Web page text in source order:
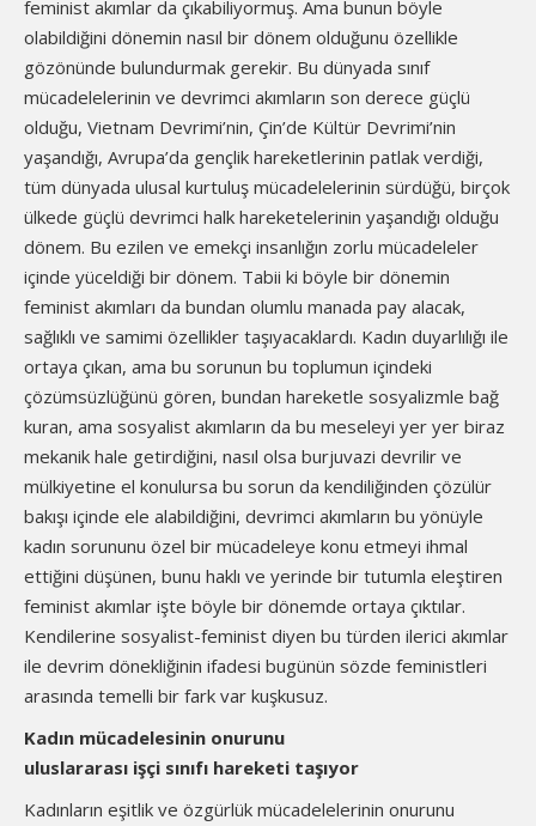
feminist akımlar da çıkabiliyormuş. Ama bunun böyle
olabildiğini dönemin nasıl bir dönem olduğunu özellikle
gözönünde bulundurmak gerekir. Bu dünyada sınıf
mücadelelerinin ve devrimci akımların son derece güçlü
olduğu, Vietnam Devrimi’nin, Çin’de Kültür Devrimi’nin
yaşandığı, Avrupa’da gençlik hareketlerinin patlak verdiği,
tüm dünyada ulusal kurtuluş mücadelelerinin sürdüğü, birçok
ülkede güçlü devrimci halk hareketelerinin yaşandığı olduğu
dönem. Bu ezilen ve emekçi insanlığın zorlu mücadeleler
içinde yüceldiği bir dönem. Tabii ki böyle bir dönemin
feminist akımları da bundan olumlu manada pay alacak,
sağlıklı ve samimi özellikler taşıyacaklardı. Kadın duyarlılığı ile
ortaya çıkan, ama bu sorunun bu toplumun içindeki
çözümsüzlüğünü gören, bundan hareketle sosyalizmle bağ
kuran, ama sosyalist akımların da bu meseleyi yer yer biraz
mekanik hale getirdiğini, nasıl olsa burjuvazi devrilir ve
mülkiyetine el konulursa bu sorun da kendiliğinden çözülür
bakışı içinde ele alabildiğini, devrimci akımların bu yönüyle
kadın sorununu özel bir mücadeleye konu etmeyi ihmal
ettiğini düşünen, bunu haklı ve yerinde bir tutumla eleştiren
feminist akımlar işte böyle bir dönemde ortaya çıktılar.
Kendilerine sosyalist-feminist diyen bu türden ilerici akımlar
ile devrim dönekliğinin ifadesi bugünün sözde feministleri
arasında temelli bir fark var kuşkusuz.
Kadın mücadelesinin onurunu
uluslararası işçi sınıfı hareketi taşıyor
Kadınların eşitlik ve özgürlük mücadelelerinin onurunu